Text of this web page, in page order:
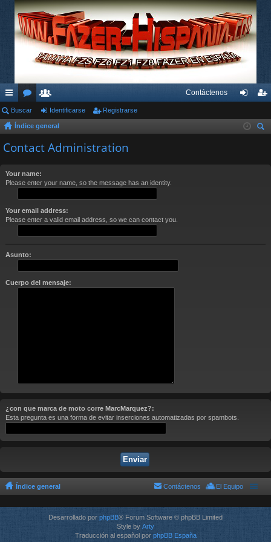
nl
ac
es
pi
s
or
os
su
ari
os
Contáctenos
nti ist
Buscar Identificarse Registrarse
Índice general
Contact Administration
Your name:
Please enter your name, so the message has an identity.
Your email address:
Please enter a valid email address, so we can contact you.
Asunto:
Cuerpo del mensaje:
¿con que marca de moto corre MarcMarquez?:
Esta pregunta es una forma de evitar inserciones automatizadas por spambots.
Índice general El Equipo
Contáctenos
Desarrollado por phpBB® Forum Software © phpBB Limited
Style by Arty
Traducción al español por phpBB España